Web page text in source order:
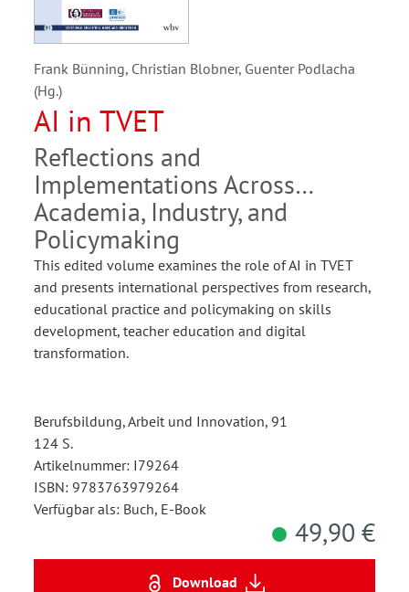
Frank Bünning, Christian Blobner, Guenter Podlacha
(Hg.)
AI in TVET
Reflections and
Implementations Across
Academia, Industry, and
Policymaking
This edited volume examines the role of AI in TVET
and presents international perspectives from research,
educational practice and policymaking on skills
development, teacher education and digital
transformation.
Berufsbildung, Arbeit und Innovation, 91
124 S.
Artikelnummer: I79264
ISBN: 9783763979264
Verfügbar als: Buch, E-Book
49,90 €
Download